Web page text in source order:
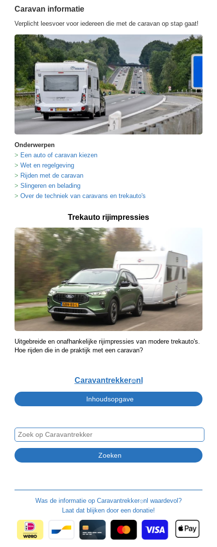
Caravan informatie
Verplicht leesvoer voor iedereen die met de caravan op stap gaat!
Onderwerpen
Een auto of caravan kiezen
Wet en regelgeving
Rijden met de caravan
Slingeren en belading
Over de techniek van caravans en trekauto's
Trekauto rijimpressies
Uitgebreide en onafhankelijke rijimpressies van modere trekauto's.
Hoe rijden die in de praktijk met een caravan?
Caravantrekker🙂nl
Was de informatie op Caravantrekker🙂nl waardevol?
Laat dat blijken door een donatie!